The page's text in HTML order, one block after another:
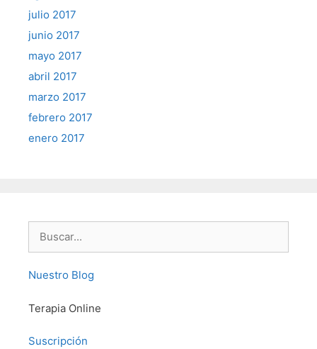
julio 2017
junio 2017
mayo 2017
abril 2017
marzo 2017
febrero 2017
enero 2017
Nuestro Blog
Terapia Online
Suscripción